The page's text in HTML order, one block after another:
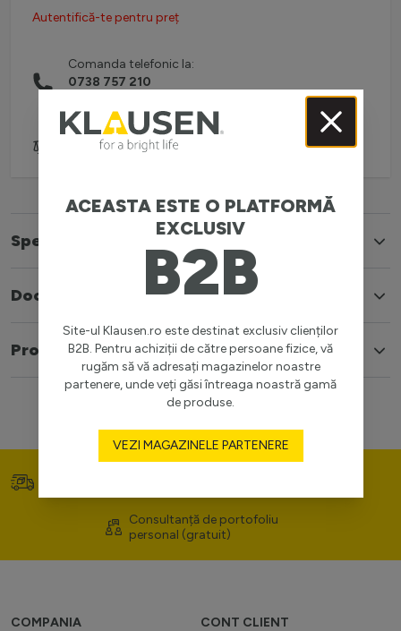
Autentifică-te pentru preț
Comanda telefonic la:
0738 757 210
Adaugă pentru comparare
Specificatii
Documente
Produse similare
ACEASTA ESTE O PLATFORMĂ
EXCLUSIV
B2B
Site-ul Klausen.ro este destinat exclusiv clienților
B2B. Pentru achiziții de către persoane fizice, vă
rugăm să vă adresați magazinelor noastre
partenere, unde veți găsi întreaga noastră gamă
de produse.
VEZI MAGAZINELE PARTENERE
Consultanță de portofoliu
personal (gratuit)
COMPANIA CONT CLIENT